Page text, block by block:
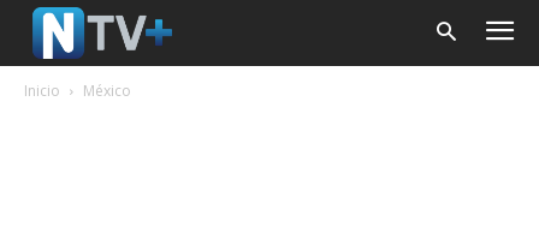
Inicio México